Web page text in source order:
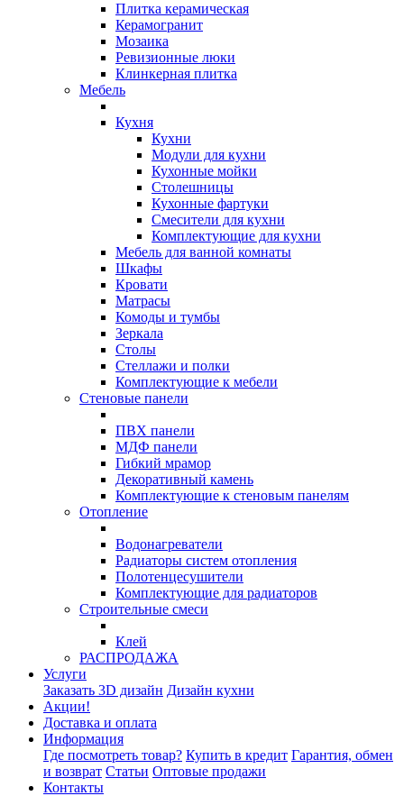
Плитка керамическая
Керамогранит
Мозаика
Ревизионные люки
Клинкерная плитка
Мебель
Кухня
Кухни
Модули для кухни
Кухонные мойки
Столешницы
Кухонные фартуки
Смесители для кухни
Комплектующие для кухни
Мебель для ванной комнаты
Шкафы
Кровати
Матрасы
Комоды и тумбы
Зеркала
Столы
Стеллажи и полки
Комплектующие к мебели
Стеновые панели
ПВХ панели
МДФ панели
Гибкий мрамор
Декоративный камень
Комплектующие к стеновым панелям
Отопление
Водонагреватели
Радиаторы систем отопления
Полотенцесушители
Комплектующие для радиаторов
Строительные смеси
Клей
РАСПРОДАЖА
Услуги
Заказать 3D дизайн Дизайн кухни
Акции!
Доставка и оплата
Информация
Где посмотреть товар? Купить в кредит Гарантия, обмен
и возврат Статьи Оптовые продажи
Контакты